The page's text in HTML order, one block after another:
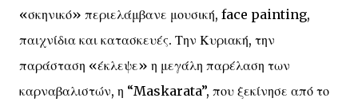
«σκηνικό» περιελάμβανε μουσική, face painting,
παιχνίδια και κατασκευές. Την Κυριακή, την
παράσταση «έκλεψε» η μεγάλη παρέλαση των
καρναβαλιστών, η “Maskarata”, που ξεκίνησε από το